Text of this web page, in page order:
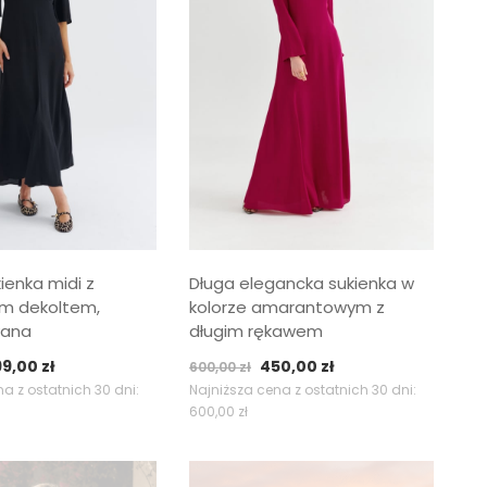
midi z
dekoltem,
złAktualna
cena
z ostatnich 30 dni:
Długa elegancka sukienka w
kolorze amarantowym z
długim rękawem
600,00zł Pierwotna
cena
450,00 złAktualna
cena
Najniższa cena z ostatnich 30 dni:
600,00 zł